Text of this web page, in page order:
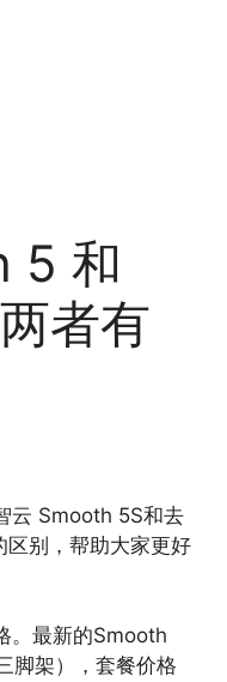
5 和
者有
云 Smooth 5S和去
别，帮助大家更好
。最新的Smooth
脚架），套餐价格